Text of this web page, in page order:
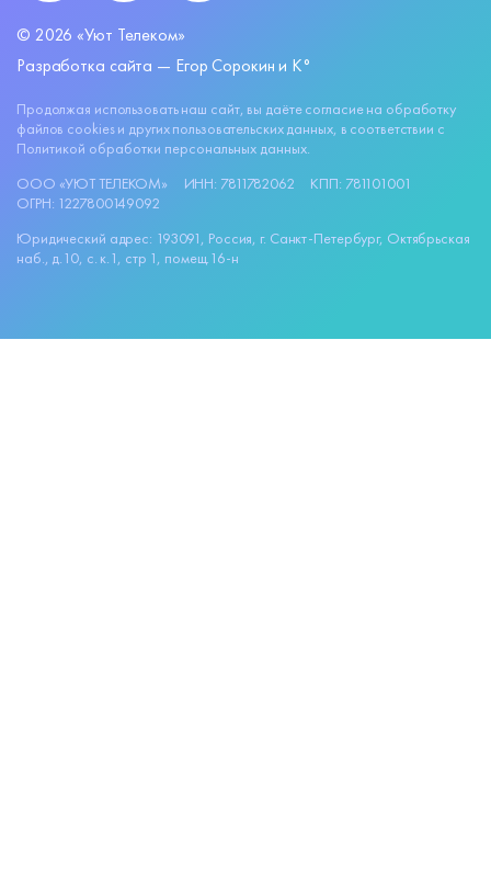
© 2026 «Уют Телеком»
Разработка сайта — Егор Сорокин и K°
Продолжая использовать наш сайт, вы даёте согласие на обработку
файлов cookiesи других пользовательских данных, в соответствии с
Политикой обработки персональных данных.
ООО «УЮТ ТЕЛЕКОМ»
ИНН: 7811782062
КПП: 781101001
ОГРН: 1227800149092
Юридический адрес: 193091, Россия, г. Санкт-Петербург, Октябрьская
наб., д.10, c. к.1, стр 1, помещ.16-н